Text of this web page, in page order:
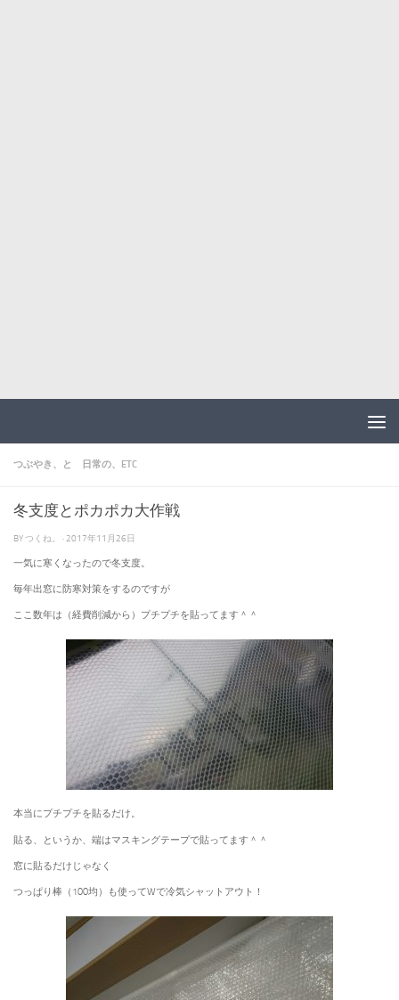
つぶやき、と 日常の、ETC
冬支度とポカポカ大作戦
BYつくね。 · 2017年11月26日
一気に寒くなったので冬支度。
毎年出窓に防寒対策をするのですが
ここ数年は（経費削減から）プチプチを貼ってます＾＾
本当にプチプチを貼るだけ。
貼る、というか、端はマスキングテープで貼ってます＾＾
窓に貼るだけじゃなく
つっぱり棒（100均）も使ってWで冷気シャットアウト！